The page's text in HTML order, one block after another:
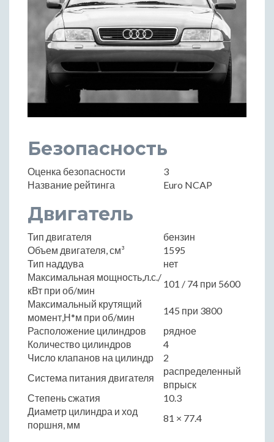
Безопасность
Оценка безопасности
3
Название рейтинга
Euro NCAP
Двигатель
Тип двигателя
бензин
Объем двигателя, см³
1595
Тип наддува
нет
Максимальная мощность,л.с./
кВт при об/мин
101 / 74 при 5600
Максимальный крутящий
момент,Н*м при об/мин
145 при 3800
Расположение цилиндров
рядное
Количество цилиндров
4
Число клапанов на цилиндр
2
Система питания двигателя
распределенный
впрыск
Степень сжатия
10.3
Диаметр цилиндра и ход
поршня, мм
81 × 77.4